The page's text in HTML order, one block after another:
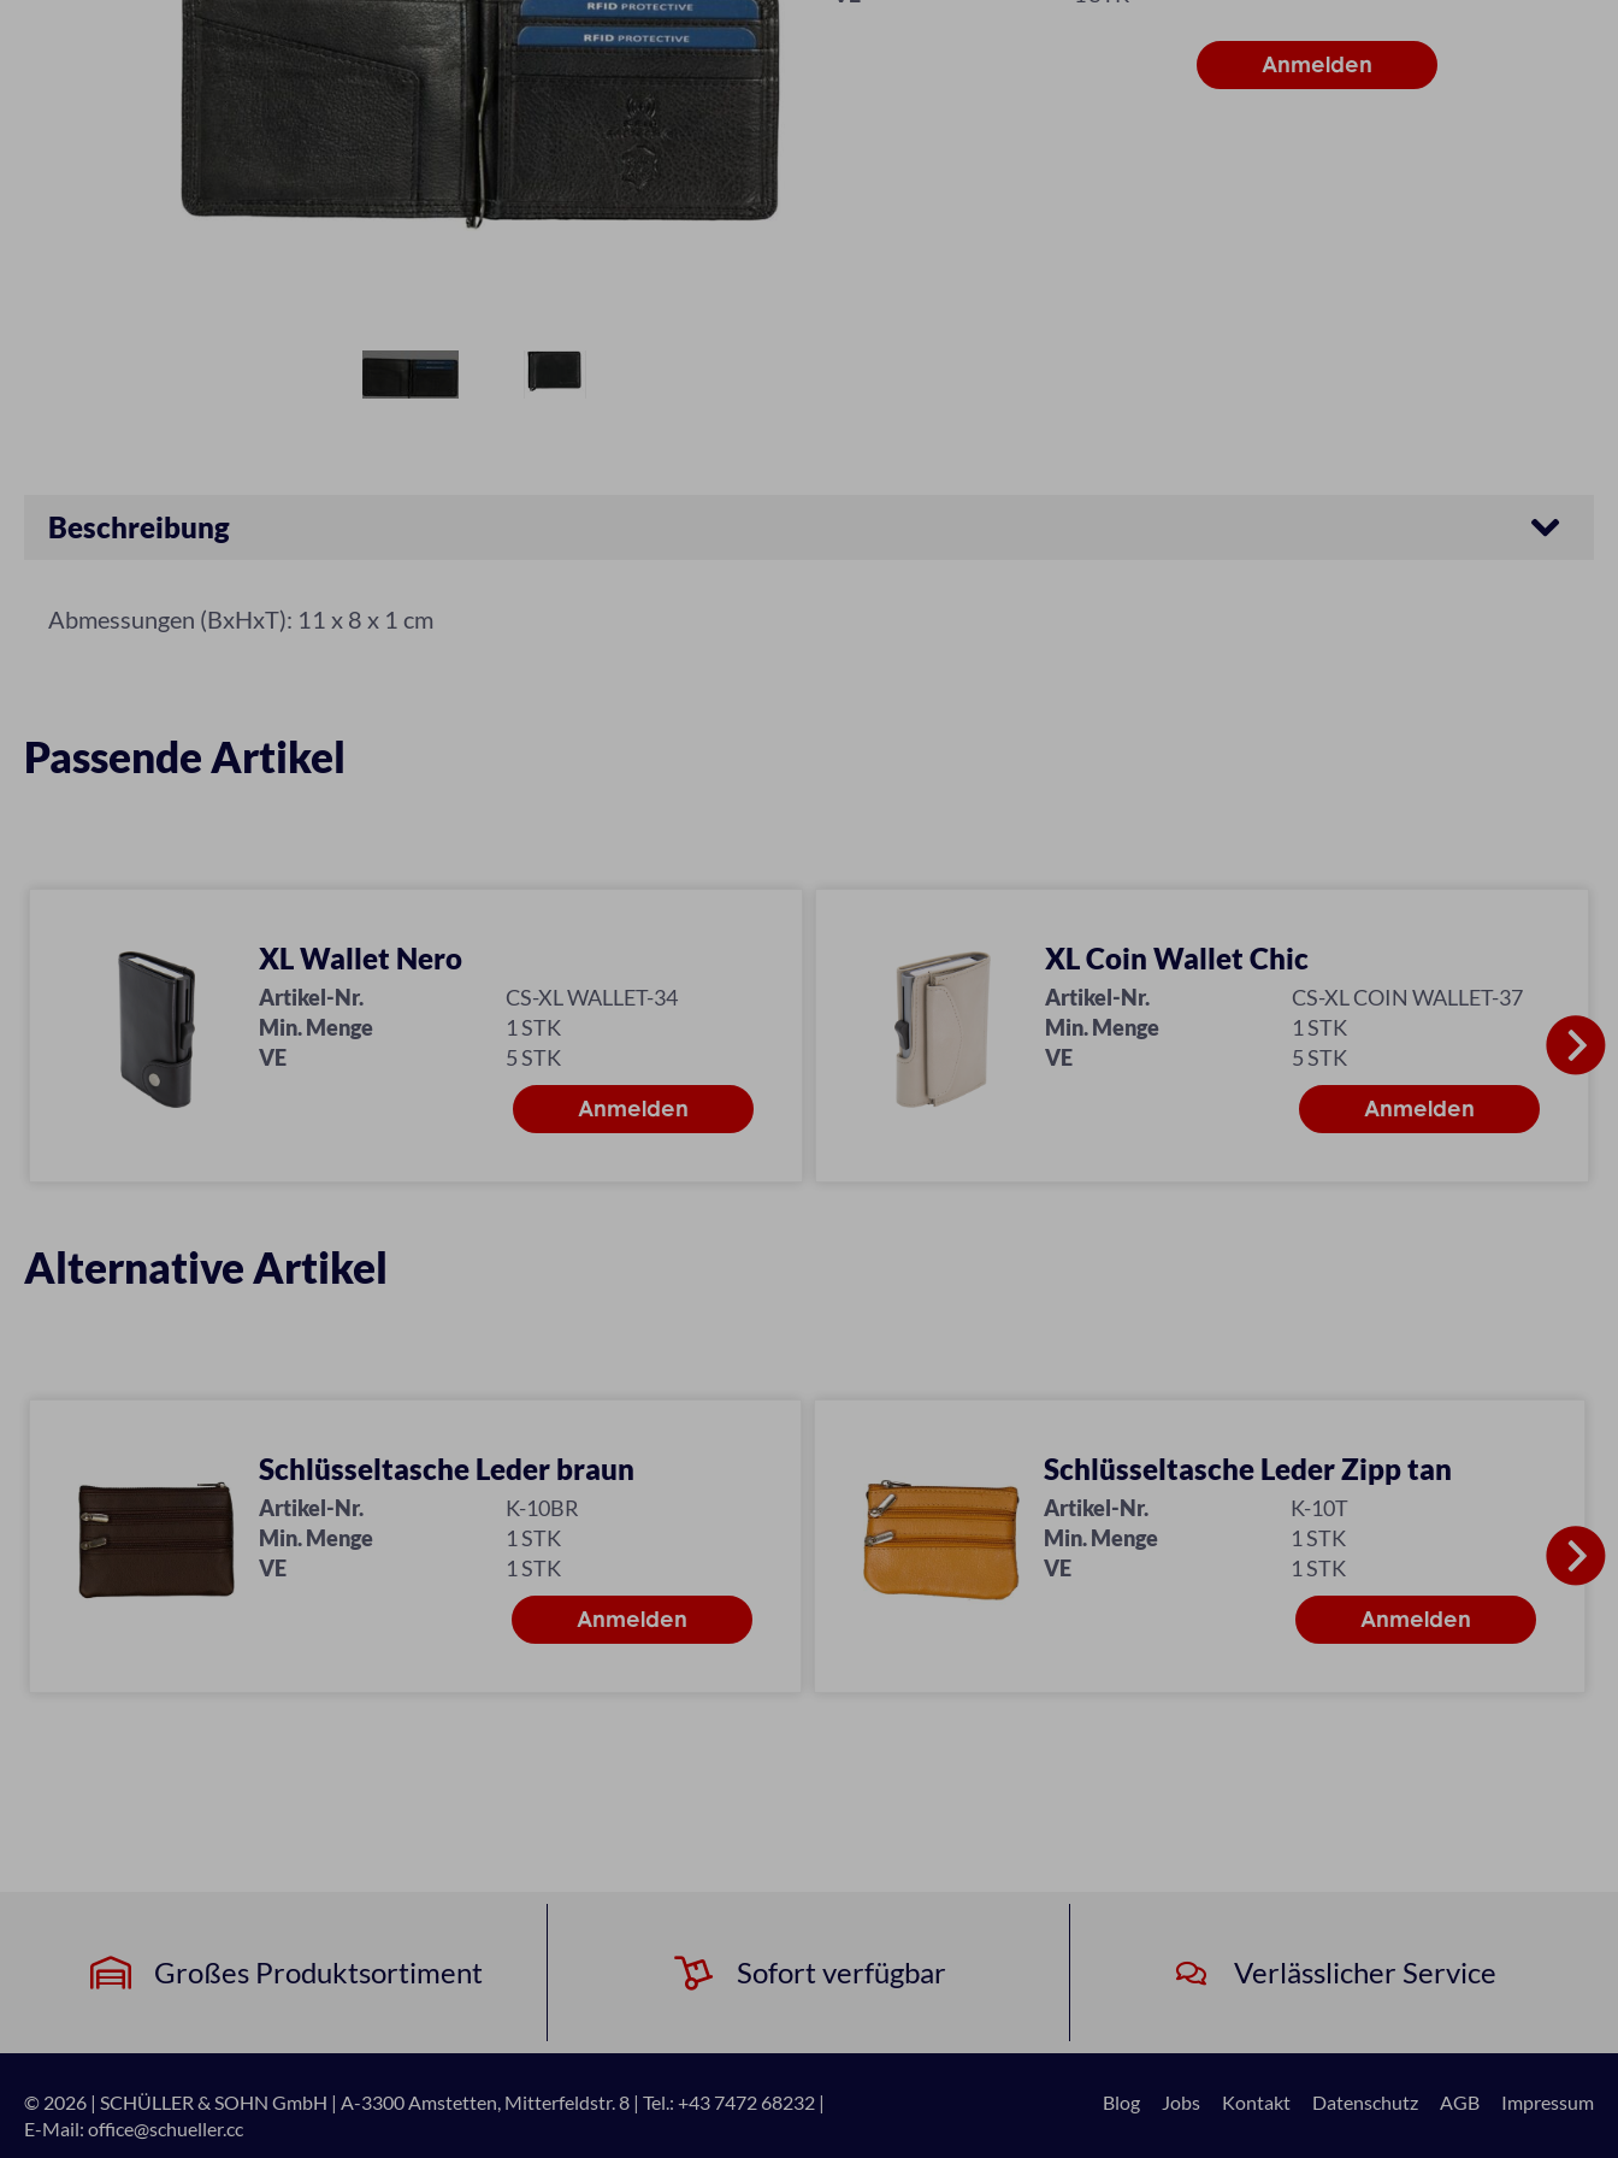
Beschreibung
Abmessungen (BxHxT): 11 x 8 x 1 cm
Passende Artikel
XL Wallet Nero
Artikel-Nr.
CS-XL WALLET-34
Min. Menge
1 STK
VE
5 STK
XL Coin Wallet Chic
Artikel-Nr.
CS-XL COIN WALLET-37
Min. Menge
1 STK
VE
5 STK
Alternative Artikel
Schlüsseltasche Leder braun
Artikel-Nr.
K-10BR
Min. Menge
1 STK
VE
1 STK
Schlüsseltasche Leder Zipp tan
Artikel-Nr.
K-10T
Min. Menge
1 STK
VE
1 STK
Großes Produktsortiment Sofort verfügbar Verlässlicher Service
© 2026 | SCHÜLLER & SOHN GmbH | A-3300 Amstetten, Mitterfeldstr. 8 | Tel.: +43 7472 68232 |
E-Mail: office@schueller.cc
Blog Jobs Kontakt Datenschutz AGB Impressum